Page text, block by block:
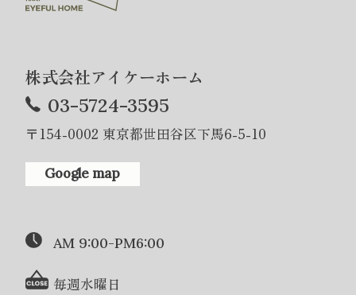
株式会社アイケーホーム
03-5724-3595
〒154-0002 東京都世田谷区下馬6-5-10
Google map
AM 9:00-PM6:00
毎週水曜日